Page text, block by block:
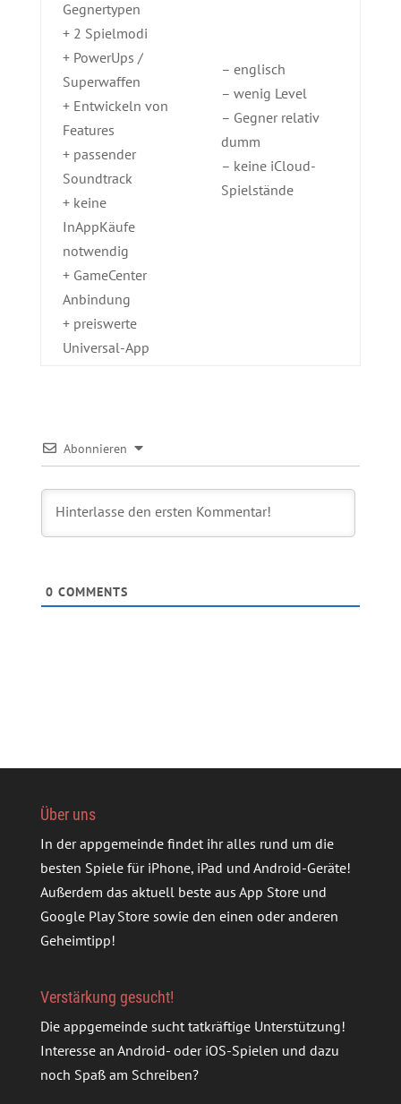
Gegnertypen
+ 2 Spielmodi
+ PowerUps /
Superwaffen
+ Entwickeln von
Features
+ passender
Soundtrack
+ keine
InAppKäufe
notwendig
+ GameCenter
Anbindung
+ preiswerte
Universal-App
– englisch
– wenig Level
– Gegner relativ
dumm
– keine iCloud-
Spielstände
Abonnieren
0 COMMENTS
Über uns
In der appgemeinde findet ihr alles rund um die
besten Spiele für iPhone, iPad und Android-Geräte!
Außerdem das aktuell beste aus App Store und
Google Play Store sowie den einen oder anderen
Geheimtipp!
Verstärkung gesucht!
Die appgemeinde sucht tatkräftige Unterstützung!
Interesse an Android- oder iOS-Spielen und dazu
noch Spaß am Schreiben?